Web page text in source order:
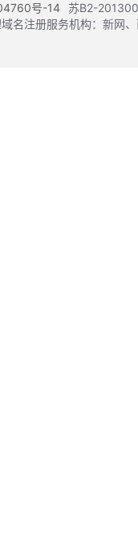
号-14 苏B2-
名注册服务机构：新网